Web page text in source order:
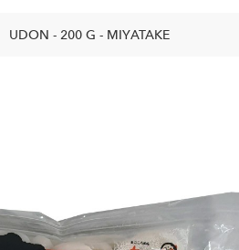
UDON - 200 G - MIYATAKE